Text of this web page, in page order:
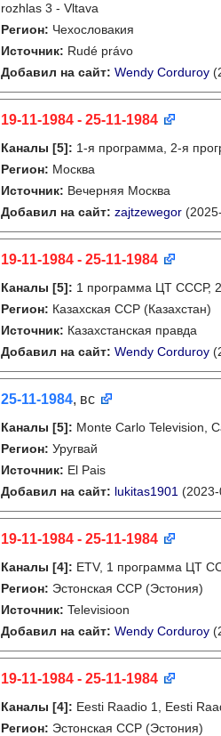
rozhlas 3 - Vltava
Регион: Чехословакия
Источник: Rudé právo
Добавил на сайт: Wendy Corduroy
19-11-1984 - 25-11-1984
Каналы [5]: 1-я программа, 2-я
Регион: Москва
Источник: Вечерняя Москва
Добавил на сайт: zajtzewegor
19-11-1984 - 25-11-1984
Каналы [5]: 1 программа ЦТ СССР,
Регион: Казахская ССР (Казахстан)
Источник: Казахстанская правда
Добавил на сайт: Wendy Corduroy
25-11-1984, вс
Каналы [5]: Monte Carlo Television,
Регион: Уругвай
Источник: El Pais
Добавил на сайт: lukitas1901
19-11-1984 - 25-11-1984
Каналы [4]: ETV, 1 программа ЦТ
Регион: Эстонская ССР (Эстония)
Источник: Televisioon
Добавил на сайт: Wendy Corduroy
19-11-1984 - 25-11-1984
Каналы [4]: Eesti Raadio 1, Eesti
Регион: Эстонская ССР (Эстония)